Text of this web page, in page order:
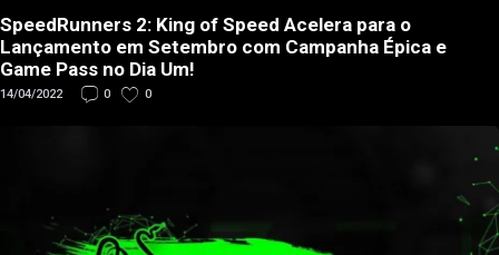
SpeedRunners 2: King of Speed Acelera para o
Lançamento em Setembro com Campanha Épica e
Game Pass no Dia Um!
14/04/2022 0 0